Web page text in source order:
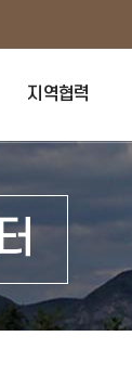
지역협력